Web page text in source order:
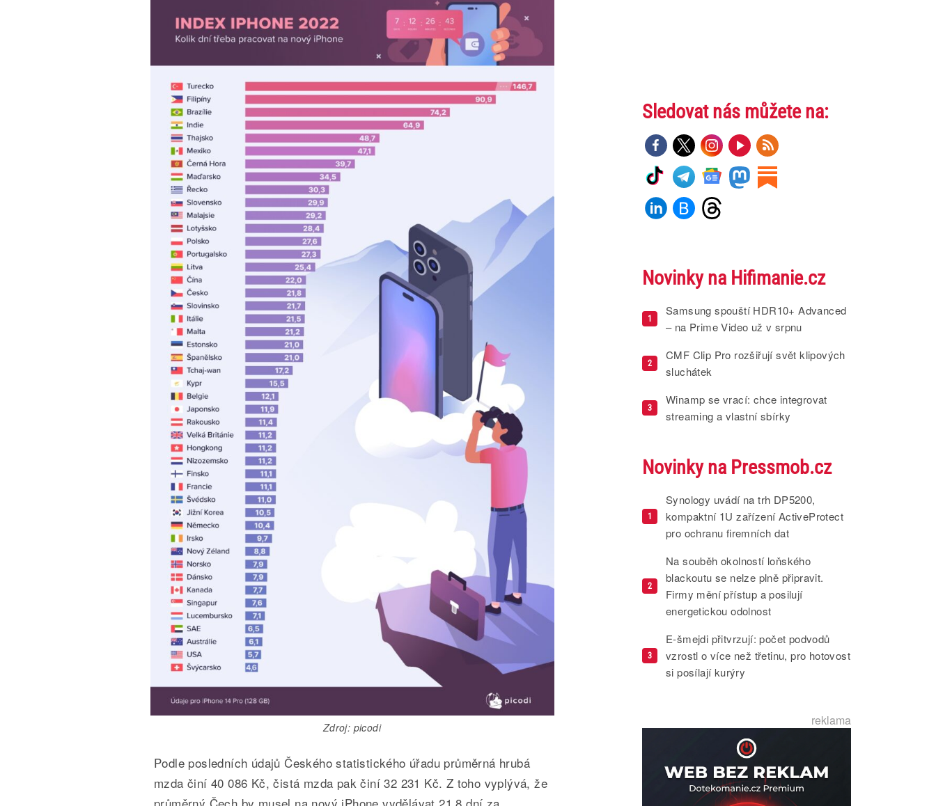
Zdroj: picodi
Podle posledních údajů Českého statistického úřadu průměrná hrubá
mzda činí 40 086 Kč, čistá mzda pak činí 32 231 Kč. Z toho vyplývá, že
Sledovat nás můžete na:
Novinky na Hifimanie.cz
1
Samsung spouští HDR10+ Advanced
– na Prime Video už v srpnu
2
CMF Clip Pro rozšiřují svět klipových
sluchátek
3
Winamp se vrací: chce integrovat
streaming a vlastní sbírky
Novinky na Pressmob.cz
1
Synology uvádí na trh DP5200,
kompaktní 1U zařízení ActiveProtect
pro ochranu firemních dat
2
Na souběh okolností loňského
blackoutu se nelze plně připravit.
Firmy mění přístup a posilují
energetickou odolnost
3
E-šmejdi přitvrzují: počet podvodů
vzrostl o více než třetinu, pro hotovost
si posílají kurýry
reklama